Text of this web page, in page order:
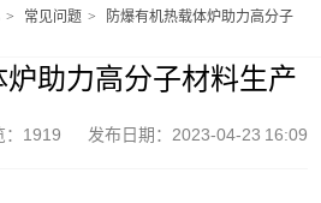
常见问题
防爆有机热载体炉助力高分子
炉助力高分子材料生产
：1919 发布日期：2023-04-23 16:09